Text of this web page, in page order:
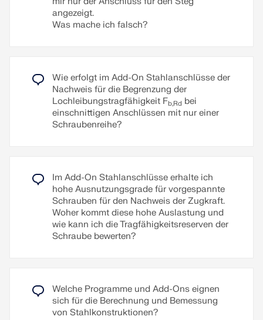
Vorgespannte Schrauben werden mit einem
bestimmten Drehmoment angezogen, wodurch sie
sich dehnen und eine Zugkraft erzeugen. Diese
Verbindung und sorgt für eine sichere
Kraftübertragung.
Vorteile
Verformung der Verbindung.
Ermüdungsfestigkeit:Sie sind widerstandsfähig
gegen Ermüdung.
Einfache Montage:Sie sind relativ einfach zu
montieren und demontieren.
Berechnung und Bemessung
Dabei werden Klemmkraft, Reibung zwischen den
Bauteilen, Scherfestigkeit der Schrauben und
Tragfähigkeit der Bauteile berücksichtigt. Die
Weiterlesen
angezeigt.
Was mache ich falsch?
Wie erfolgt im Add-On Stahlanschlüsse der
Nachweis für die Begrenzung der
Lochleibungstragfähigkeit Fb,Rd bei
einschnittigen Anschlüssen mit nur einer
Schraubenreihe?
Im Add-On Stahlanschlüsse erhalte ich
hohe Ausnutzungsgrade für vorgespannte
Schrauben für den Nachweis der Zugkraft.
Woher kommt diese hohe Auslastung und
wie kann ich die Tragfähigkeitsreserven der
Schraube bewerten?
Welche Programme und Add-Ons eignen
sich für die Berechnung und Bemessung
von Stahlkonstruktionen?